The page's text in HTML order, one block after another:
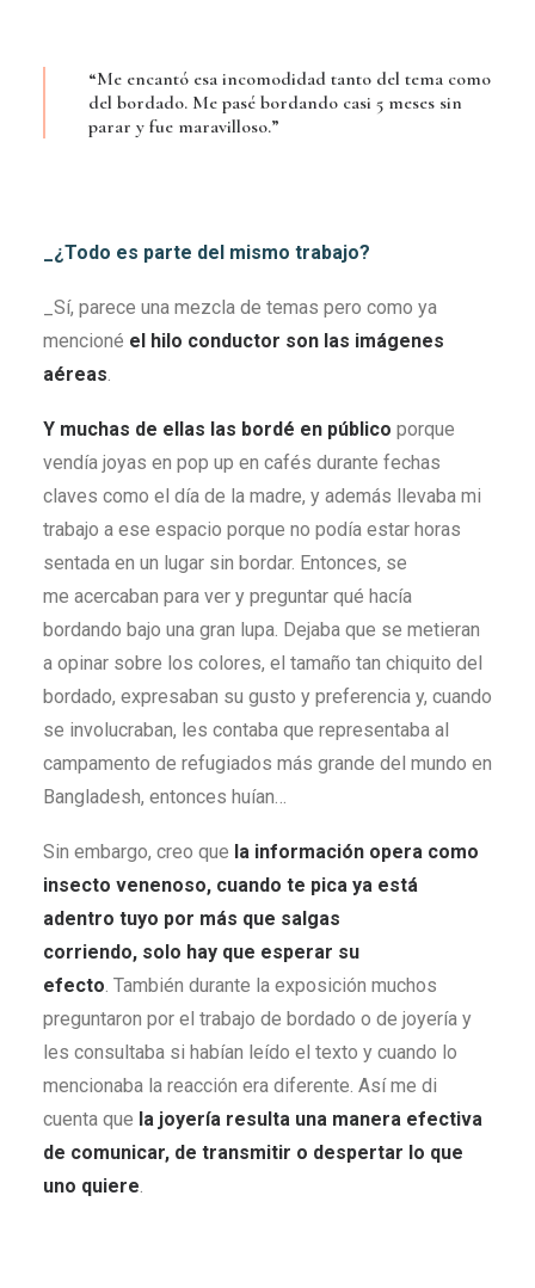
“Me encantó esa incomodidad tanto del tema como
del bordado. Me pasé bordando casi 5 meses sin
parar y fue maravilloso.”
_¿Todo es parte del mismo trabajo?
_Sí, parece una mezcla de temas pero como ya
mencioné el hilo conductor son las imágenes
aéreas.
Y muchas de ellas las bordé en público porque
vendía joyas en pop up en cafés durante fechas
claves como el día de la madre, y además llevaba mi
trabajo a ese espacio porque no podía estar horas
sentada en un lugar sin bordar. Entonces, se
me acercaban para ver y preguntar qué hacía
bordando bajo una gran lupa. Dejaba que se metieran
a opinar sobre los colores, el tamaño tan chiquito del
bordado, expresaban su gusto y preferencia y, cuando
se involucraban, les contaba que representaba al
campamento de refugiados más grande del mundo en
Bangladesh, entonces huían…
Sin embargo, creo que la información opera como
insecto venenoso, cuando te pica ya está
adentro tuyo por más que salgas
corriendo, solo hay que esperar su
efecto. También durante la exposición muchos
preguntaron por el trabajo de bordado o de joyería y
les consultaba si habían leído el texto y cuando lo
mencionaba la reacción era diferente. Así me di
cuenta que la joyería resulta una manera efectiva
de comunicar, de transmitir o despertar lo que
uno quiere.